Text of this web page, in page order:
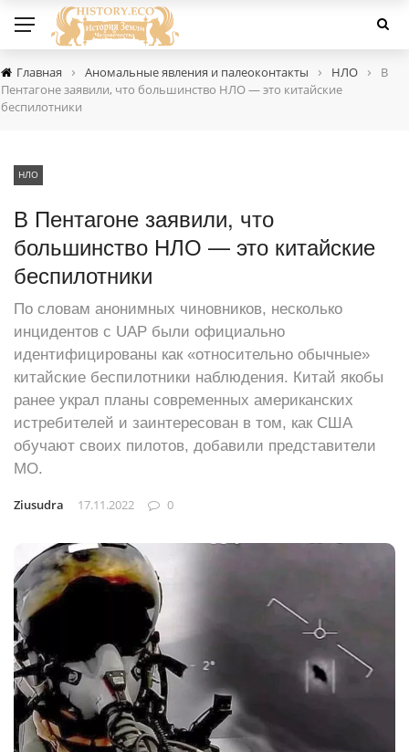
Главная › Аномальные явления и палеоконтакты › НЛО ›
В
Пентагоне заявили, что большинство НЛО — это китайские
беспилотники
НЛО
В Пентагоне заявили, что
большинство НЛО — это китайские
беспилотники
По словам анонимных чиновников, несколько
инцидентов с UAP были официально
идентифицированы как «относительно обычные»
китайские беспилотники наблюдения. Китай якобы
ранее украл планы современных американских
истребителей и заинтересован в том, как США
обучают своих пилотов, добавили представители
МО.
Ziusudra 17.11.2022 0